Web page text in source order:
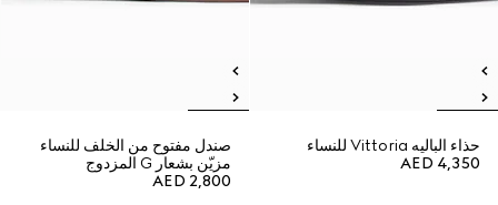
حذاء الباليه Vittoria للنساء
AED 4,350
صندل مفتوح من الخلف للنساء
مزيّن بشعار G المزدوج
AED 2,800